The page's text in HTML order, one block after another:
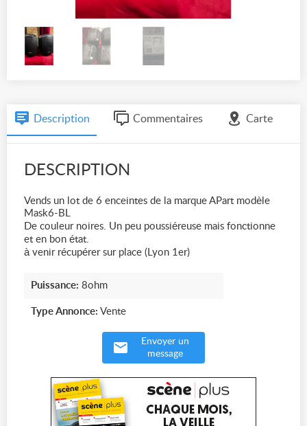
Description Commentaires Carte
DESCRIPTION
Vends un lot de 6 enceintes de la marque APart modèle
Mask6-BL
De couleur noires. Un peu poussiéreuse mais fonctionne
et en bon état.
à venir récupérer sur place (Lyon 1er)
Puissance: 8ohm
Type Annonce: Vente
Envoyer un
message